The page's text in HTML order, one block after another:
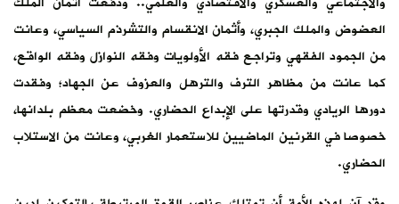
العضوض والملك الجبري، وأثمان الانقسام والتشرذم السياسي، وعانت
من الجمود الفقهي وتراجع فقه الأولويات وفقه النوازل وفقه الواقع،
كما عانت من مظاهر الترف والترهل والعزوف عن الجهاد؛ وفقدت
دورها الريادي وقدرتها على الإبداع الحضاري. وخضعت معظم بلدانها،
خصوصا في القرنين الماضيين للاستعمار الغربي، وعانت من الاستلاب
الحضاري.